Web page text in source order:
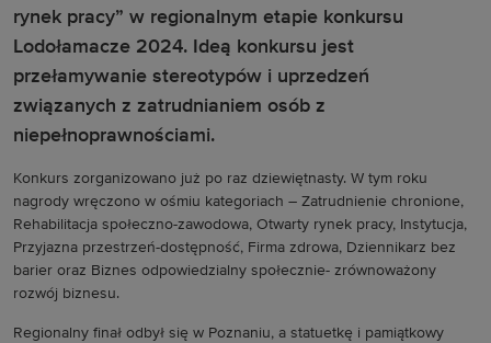
rynek pracy” w regionalnym etapie konkursu
Lodołamacze 2024. Ideą konkursu jest
przełamywanie stereotypów i uprzedzeń
związanych z zatrudnianiem osób z
niepełnoprawnościami.
Konkurs zorganizowano już po raz dziewiętnasty. W tym roku
nagrody wręczono w ośmiu kategoriach – Zatrudnienie chronione,
Rehabilitacja społeczno-zawodowa, Otwarty rynek pracy, Instytucja,
Przyjazna przestrzeń-dostępność, Firma zdrowa, Dziennikarz bez
barier oraz Biznes odpowiedzialny społecznie- zrównoważony
rozwój biznesu.
Regionalny finał odbył się w Poznaniu, a statuetkę i pamiątkowy